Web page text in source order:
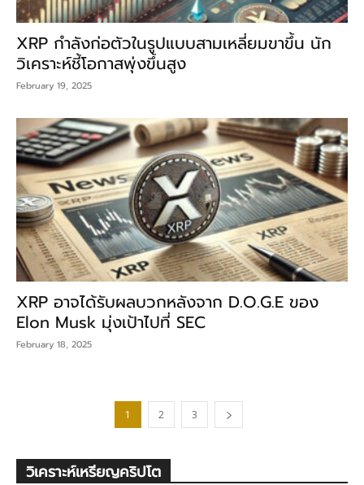
XRP กำลังก่อตัวในรูปแบบสามเหลี่ยมขาขึ้น นัก
วิเคราะห์ชี้โอกาสพุ่งขึ้นสูง
February 19, 2025
XRP อาจได้รับผลบวกหลังจาก D.O.G.E ของ
Elon Musk มุ่งเป้าไปที่ SEC
February 18, 2025
1 2 3
วิเคราะห์เหรียญคริปโต